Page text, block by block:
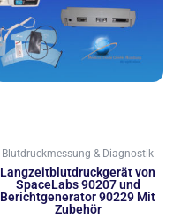
Blutdruckmessung & Diagnostik
Langzeitblutdruckgerät von
SpaceLabs 90207 und
Berichtgenerator 90229 Mit
Zubehör